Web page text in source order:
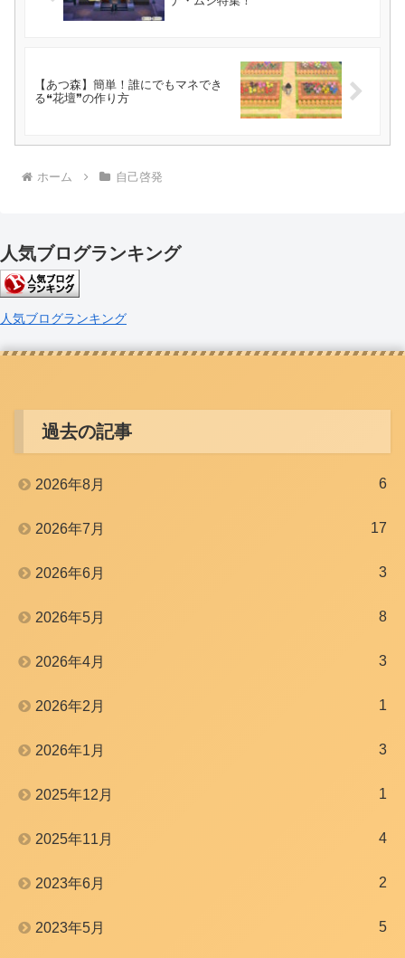
【あつ森】簡単！誰にでもマネでき
る❝花壇❞の作り方
ホーム 自己啓発
人気ブログランキング
人気ブログランキング
過去の記事
2026年8月 6
2026年7月 17
2026年6月 3
2026年5月 8
2026年4月 3
2026年2月 1
2026年1月 3
2025年12月 1
2025年11月 4
2023年6月 2
2023年5月 5